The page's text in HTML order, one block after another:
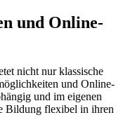
und Online-
nicht nur klassische
und Online-
und im eigenen
Bildung flexibel in ihren